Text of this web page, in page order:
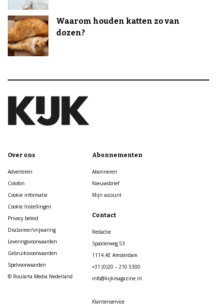
Waarom houden katten zo van
dozen?
Over ons
Adverteren
Colofon
Cookie informatie
Cookie Instellingen
Privacy beleid
Disclaimer/vrijwaring
Leveringsvoorwaarden
Gebruiksvoorwaarden
Spelvoorwaarden
© Roularta Media Nederland
Abonnementen
Abonneren
Nieuwsbrief
Mijn account
Contact
Redactie
Spaklerweg 53
1114 AE Amsterdam
+31 (0)20 – 210 5300
info@kijkmagazine.nl
Klantenservice